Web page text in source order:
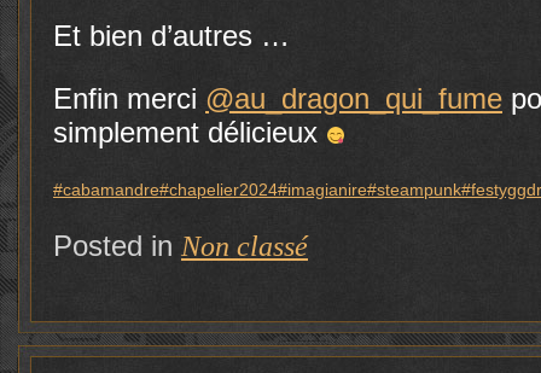
Et bien d’autres …
Enfin merci @au_dragon_qui_fume
simplement délicieux
#cabamandre#chapelier2024#imagianire#steampunk
Posted in Non classé